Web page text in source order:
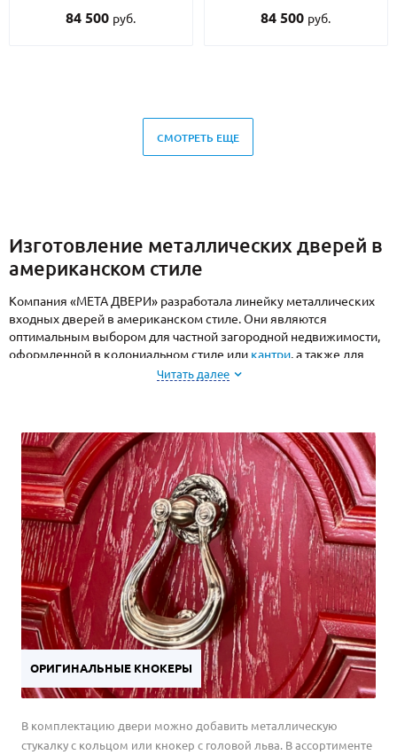
фрамугой, кнокером и латунным
84 500 руб.
наличниками, остекленной
84 500 руб.
СМОТРЕТЬ ЕЩЕ
Изготовление металлических дверей в
американском стиле
Компания «МЕТА ДВЕРИ» разработала линейку металлических
входных дверей в американском стиле. Они являются
оптимальным выбором для частной загородной недвижимости,
оформленной в колониальном стиле или кантри, а также для
установки на объекты коммерческой недвижимости:
солидный, массивный дизайн с минимальным количеством
декора, натуральные оттенки, прямая филенка или ее имитация,
небольшие прямоугольные или арочные окна с импостамив
верхней части створки (при наличии остекления).
Читать далее
ОРИГИНАЛЬНЫЕ КНОКЕРЫ
В комплектацию двери можно добавить металлическую
стукалку с кольцом или кнокер с головой льва. В ассортименте